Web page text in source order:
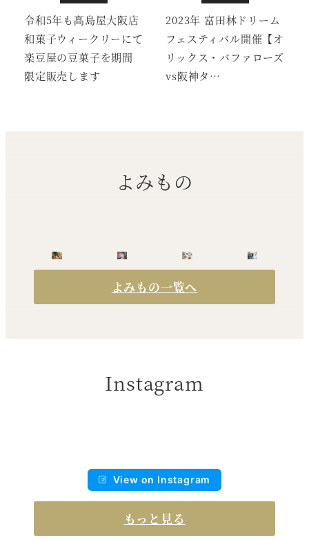
令和5年も髙島屋大阪店
和菓子ウィークリーにて
楽豆屋の豆菓子を期間
限定販売します
2023年 富田林ドリーム
フェスティバル開催【オ
リックス・バファローズ
vs阪神タ…
よみもの
よみもの一覧へ
Instagram
View on Instagram
もっと見る